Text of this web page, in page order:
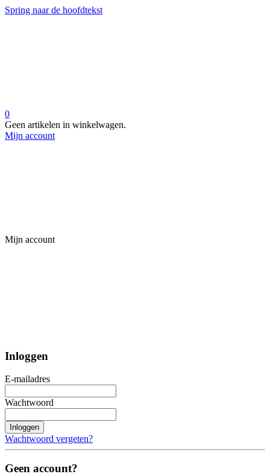
Spring naar de hoofdtekst
0
Geen artikelen in winkelwagen.
Mijn account
Mijn account
Inloggen
E-mailadres
Wachtwoord
Inloggen
Wachtwoord vergeten?
Geen account?